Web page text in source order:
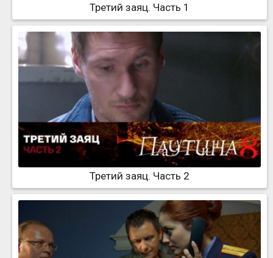
Третий заяц. Часть 1
Третий заяц. Часть 2